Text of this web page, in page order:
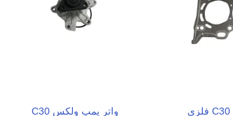
واتر پمپ ولکس C30